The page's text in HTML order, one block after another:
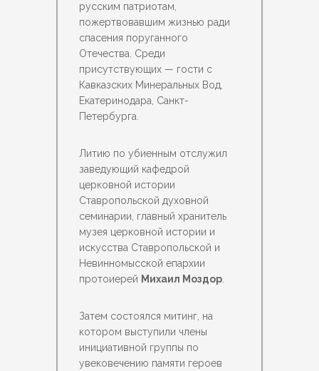
русским патриотам,
пожертвовавшим жизнью ради
спасения поруганного
Отечества. Среди
присутствующих — гости с
Кавказских Минеральных Вод,
Екатеринодара, Санкт-
Петербурга.
Литию по убиенным отслужил
заведующий кафедрой
церковной истории
Ставропольской духовной
семинарии, главный хранитель
музея церковной истории и
искусства Ставропольской и
Невинномысской епархии
протоиерей Михаил Моздор
Затем состоялся митинг, на
котором выступили члены
инициативной группы по
увековечению памяти героев